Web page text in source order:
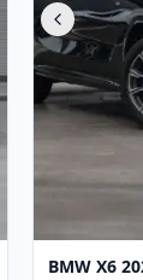
BMW X6